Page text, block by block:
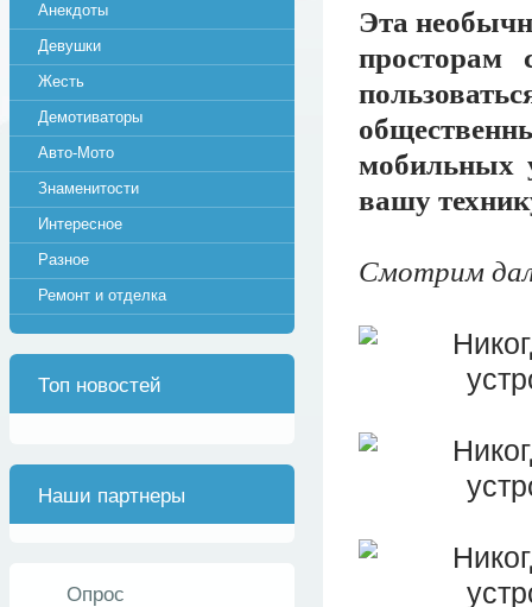
Эта
просторам
мобильных
вашу
Смотрим
Анекдоты
Девушки
Жесть
Демотиваторы
Авто-Мото
Знаменитости
Интересное
Разное
Ремонт и отделка
Топ новостей
Наши партнеры
Опрос